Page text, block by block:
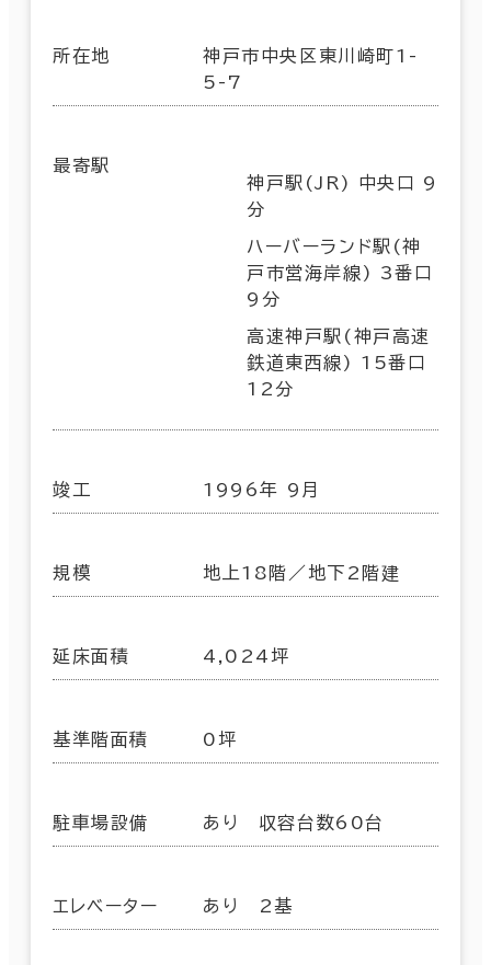
所在地
神戸市中央区東川崎町1-
5-7
最寄駅
神戸駅(JR) 中央口 9
分
ハーバーランド駅(神
戸市営海岸線) 3番口
9分
高速神戸駅(神戸高速
鉄道東西線) 15番口
12分
竣工 1996年 9月
規模 地上18階／地下2階建
延床面積 4,024坪
基準階面積 0坪
駐車場設備 あり 収容台数60台
エレベーター あり 2基